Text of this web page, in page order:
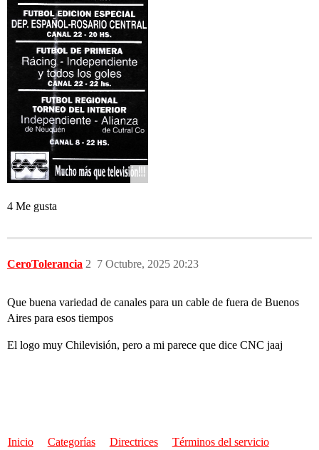
4 Me gusta
CeroTolerancia 7 Octubre, 2025 20:23
2
Que buena variedad de canales para un cable de fuera de Buenos
Aires para esos tiempos
El logo muy Chilevisión, pero a mi parece que dice CNC jaaj
Inicio Categorías Directrices Términos del servicio